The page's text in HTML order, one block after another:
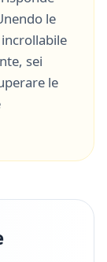
le
sei
le